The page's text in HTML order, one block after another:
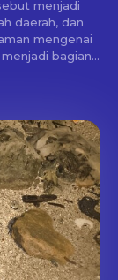
daerah, dan
mengenai
bagian...